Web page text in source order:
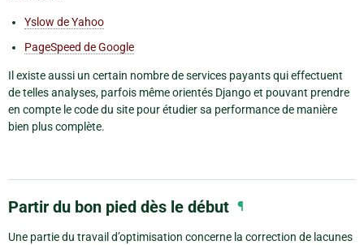
Yslow de Yahoo
PageSpeed de Google
Il existe aussi un certain nombre de services payants qui effectuent
de telles analyses, parfois même orientés Django et pouvant prendre
en compte le code du site pour étudier sa performance de manière
bien plus complète.
Partir du bon pied dès le début ¶
Une partie du travail d’optimisation concerne la correction de lacunes